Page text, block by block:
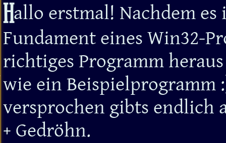
Hallo erstmal! Nachdem
Fundament eines Win32-
richtiges Programm
wie ein Beispielprogramm
versprochen gibts endlich
+ Gedröhn.